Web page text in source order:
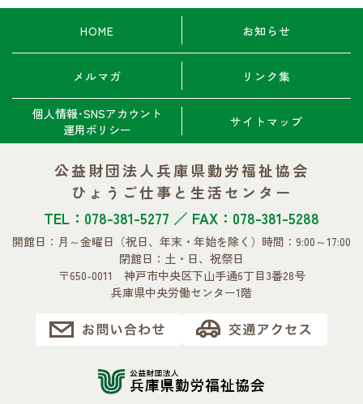
HOME お知らせ
メルマガ リンク集
個人情報･SNSアカウント
運用ポリシー
サイトマップ
公益財団法人兵庫県勤労福祉協会
ひょうご仕事と生活センター
TEL：078-381-5277 ／ FAX：078-381-5288
開館日：月～金曜日 （祝日、年末・年始を除く） 時間：9:00～17:00
閉館日：土・日、祝祭日
〒650-0011 神戸市中央区下山手通6丁目3番28号
兵庫県中央労働センター1階